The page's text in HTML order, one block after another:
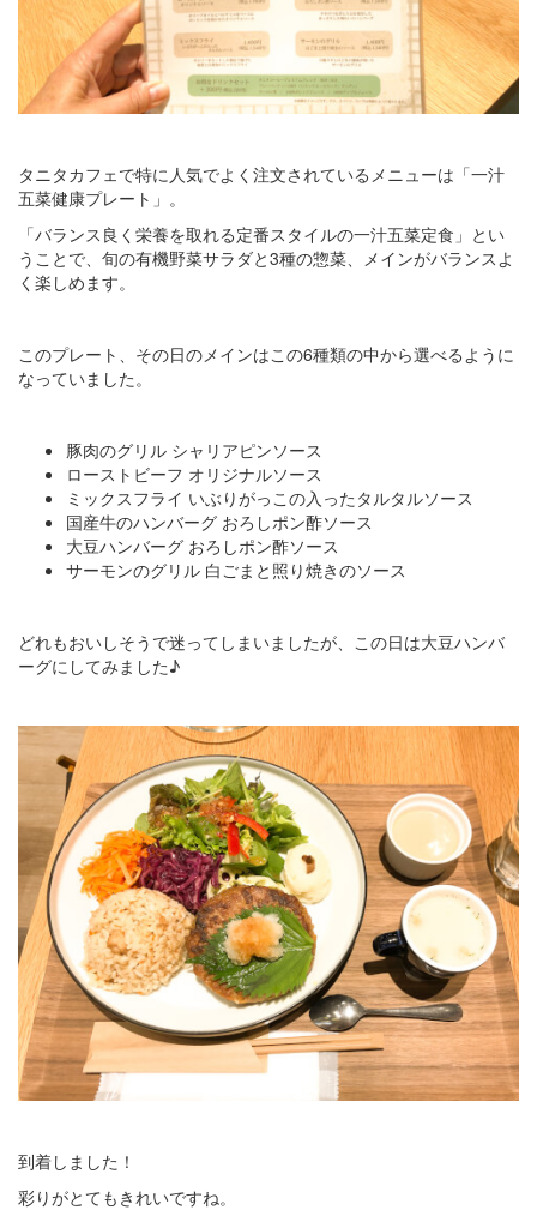
タニタカフェで特に人気でよく注文されているメニューは「一汁
五菜健康プレート」。
「バランス良く栄養を取れる定番スタイルの一汁五菜定食」とい
うことで、旬の有機野菜サラダと3種の惣菜、メインがバランスよ
く楽しめます。
このプレート、その日のメインはこの6種類の中から選べるように
なっていました。
豚肉のグリル シャリアピンソース
ローストビーフ オリジナルソース
ミックスフライ いぶりがっこの入ったタルタルソース
国産牛のハンバーグ おろしポン酢ソース
大豆ハンバーグ おろしポン酢ソース
サーモンのグリル 白ごまと照り焼きのソース
どれもおいしそうで迷ってしまいましたが、この日は大豆ハンバ
ーグにしてみました♪
到着しました！
彩りがとてもきれいですね。